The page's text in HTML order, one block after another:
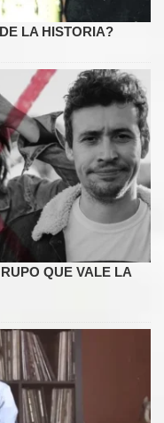
LA HISTORIA?
QUE VALE LA